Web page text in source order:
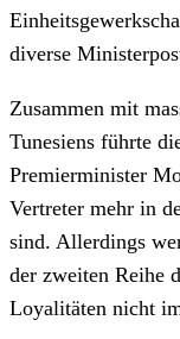
diverse
Zusammen mit
Tunesiens führte
Premierminister
Vertreter mehr in
sind. Allerdings
der zweiten Reihe
Loyalitäten nicht